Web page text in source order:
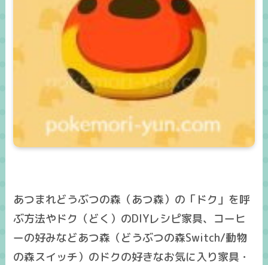
あつまれどうぶつの森（あつ森）の「ドク」を呼
ぶ方法やドク（どく）のDIYレシピ家具、コーヒ
ーの好みなどあつ森（どうぶつの森Switch/動物
の森スイッチ）のドクの好きなお気に入り家具・